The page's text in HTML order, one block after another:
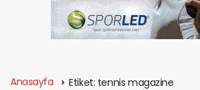
Anasayfa Etiket: tennis magazine